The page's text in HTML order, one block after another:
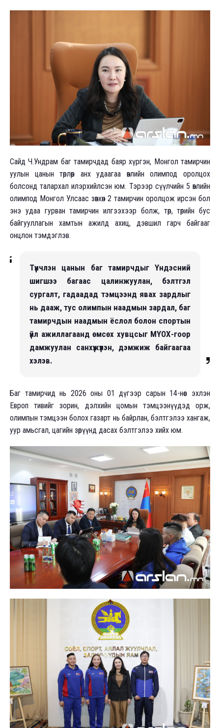
Сайд Ч.Ундрам баг тамирчдад баяр хүргэн, Монгол тамирчин
уулын цанын төрлөөр анх удаагаа өвлийн олимпод оролцох
болсонд талархал илэрхийлсэн юм. Тэрээр сүүлчийн 5 өвлийн
олимпод Монгол Улсаас зөвхөн 2 тамирчин оролцож ирсэн бол
энэ удаа гурван тамирчин илгээхээр болж, төр, төрийн бус
байгууллагын хамтын ажилд ахиц, дэвшил гарч байгааг
онцлон тэмдэглэв.
Түүнчлэн цанын баг тамирчдыг Үндэсний
шигшээ багаас цалинжуулан, бэлтгэл
сургалт, гадаадад тэмцээнд явах зардлыг
нь дааж, тус олимпын наадмын зардал, баг
тамирчдын наадмын ёслол болон спортын
үйл ажиллагаанд өмсөх хувцсыг МҮОХ-гоор
дамжуулан санхүүжүүлэн, дэмжиж байгаагаа
хэлэв.
Баг тамирчид нь 2026 оны 01 дүгээр сарын 14-нөөс эхлэн
Европ тивийг зорин, дэлхийн цомын тэмцээнүүдэд орж,
олимпын тэмцээн болох газарт нь байрлан, бэлтгэлээ хангаж,
уур амьсгал, цагийн зөрүүнд дасах бэлтгэлээ хийх юм.